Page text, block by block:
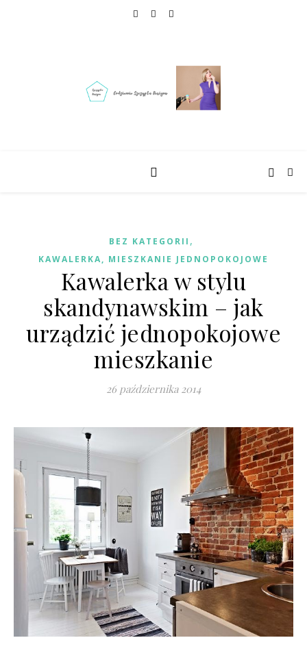
BEZ KATEGORII ,
KAWALERKA, MIESZKANIE JEDNOPOKOJOWE
Kawalerka w stylu
skandynawskim – jak
urządzić jednopokojowe
mieszkanie
26 października 2014